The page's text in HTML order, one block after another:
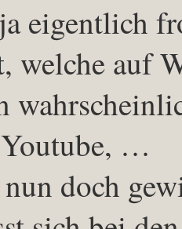
eigentlich
welche auf
…
doch